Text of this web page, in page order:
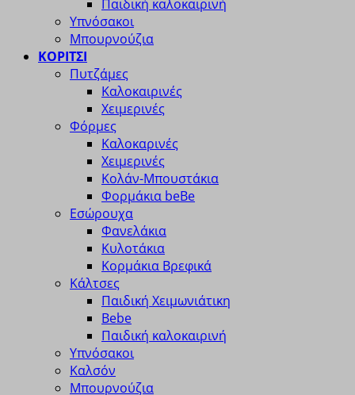
Παιδική καλοκαιρινή
Υπνόσακοι
Μπουρνούζια
ΚΟΡΙΤΣΙ
Πυτζάμες
Καλοκαιρινές
Χειμερινές
Φόρμες
Καλοκαρινές
Χειμερινές
Κολάν-Μπουστάκια
Φορμάκια beBe
Εσώρουχα
Φανελάκια
Κυλοτάκια
Κορμάκια Βρεφικά
Κάλτσες
Παιδική Χειμωνιάτικη
Bebe
Παιδική καλοκαιρινή
Υπνόσακοι
Καλσόν
Μπουρνούζια